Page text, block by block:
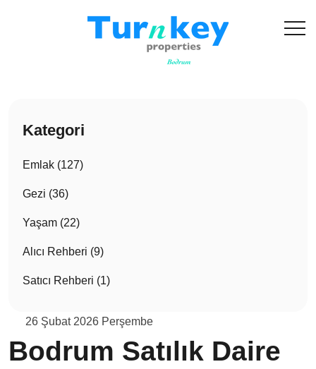
Kategori
Emlak (127)
Gezi (36)
Yaşam (22)
Alıcı Rehberi (9)
Satıcı Rehberi (1)
26 Şubat 2026 Perşembe
Bodrum Satılık Daire